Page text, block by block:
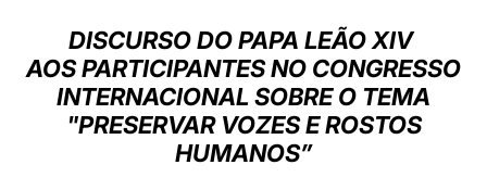
العربيّة
中文
LATINE
DISCURSO DO PAPA LEÃO XIV
AOS PARTICIPANTES NO CONGRESSO
INTERNACIONAL SOBRE O TEMA
"PRESERVAR VOZES E ROSTOS
HUMANOS”